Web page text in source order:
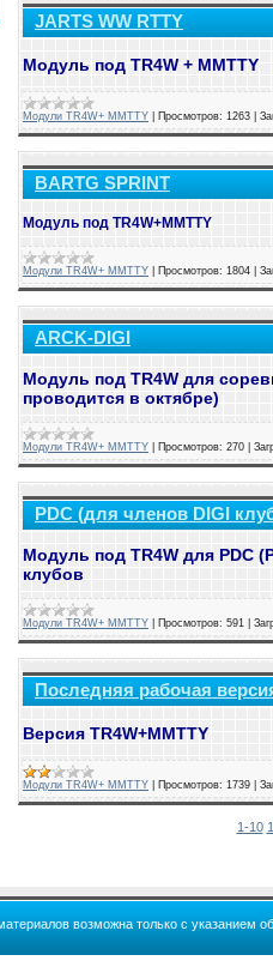
JARTS WW RTTY
Модуль под TR4W + MMTTY
Модули TR4W+ MMTTY Просмотров: 1263
BARTG SPRINT
Модуль под TR4W+MMTTY
Модули TR4W+ MMTTY Просмотров: 1804
ARCK-DIGI
Модуль под TR4W для
проводится в октябре)
Модули TR4W+ MMTTY Просмотров: 270
PDC (для членов DIGI
Модуль под TR4W для PDC
клубов
Модули TR4W+ MMTTY Просмотров: 591
Последняя рабочая
Версия TR4W+MMTTY
Модули TR4W+ MMTTY Просмотров: 1739
1-10
возможна только с